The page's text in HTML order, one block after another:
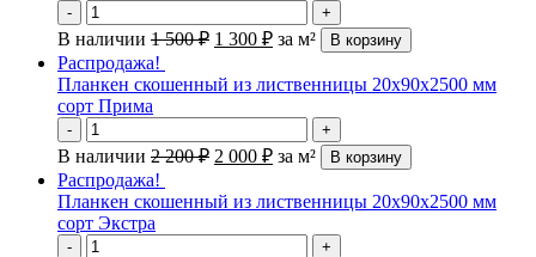
- +
В наличии 1 500₽ 1 300 ₽ за м² В корзину
Распродажа!
Планкен скошенный из лиственницы 20х90х2500 мм
сорт Прима
- +
В наличии 2 200₽ 2 000 ₽ за м² В корзину
Распродажа!
Планкен скошенный из лиственницы 20х90х2500 мм
сорт Экстра
- +